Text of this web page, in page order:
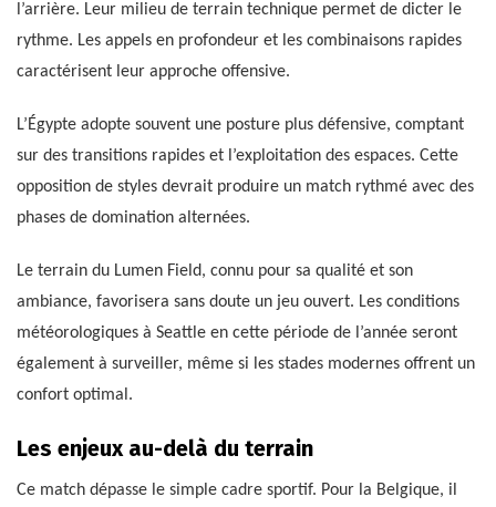
l’arrière. Leur milieu de terrain technique permet de dicter le
rythme. Les appels en profondeur et les combinaisons rapides
caractérisent leur approche offensive.
L’Égypte adopte souvent une posture plus défensive, comptant
sur des transitions rapides et l’exploitation des espaces. Cette
opposition de styles devrait produire un match rythmé avec des
phases de domination alternées.
Le terrain du Lumen Field, connu pour sa qualité et son
ambiance, favorisera sans doute un jeu ouvert. Les conditions
météorologiques à Seattle en cette période de l’année seront
également à surveiller, même si les stades modernes offrent un
confort optimal.
Les enjeux au-delà du terrain
Ce match dépasse le simple cadre sportif. Pour la Belgique, il